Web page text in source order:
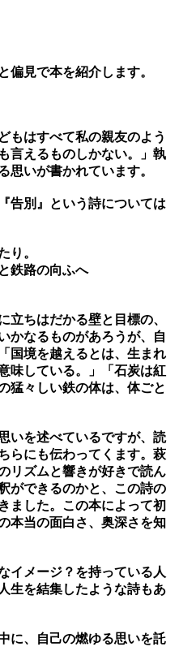
見で本を紹介します。
もはすべて私の親友のよう
言えるものしかない。」執
思いが書かれています。
告別』という詩については
り。
鉄路の向ふへ
立ちはだかる壁と目標の、
かなるものがあろうが、自
国境を越えるとは、生まれ
味している。」「石炭は紅
猛々しい鉄の体は、体ごと
いを述べているですが、読
らにも伝わってくます。萩
リズムと響きが好きで読ん
ができるのかと、この詩の
ました。この本によって初
本当の面白さ、奥深さを知
イメージ？を持っている人
生を結集したような詩もあ
に、自己の燃ゆる思いを託